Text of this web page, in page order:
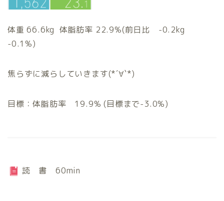
体重 66.6kg 体脂肪率 22.9%(前日比 -0.2kg
-0.1%)
焦らずに減らしていきます(*´∀`*)
目標：体脂肪率 19.9% (目標まで-3.0%)
読 書 60min